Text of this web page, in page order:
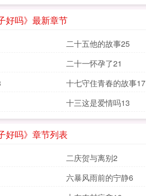
好吗》最新章节
二十五他的故事25
二十一怀孕了21
十七守住青春的故事17
十三这是爱情吗13
好吗》章节列表
二庆贺与离别2
六暴风雨前的宁静6